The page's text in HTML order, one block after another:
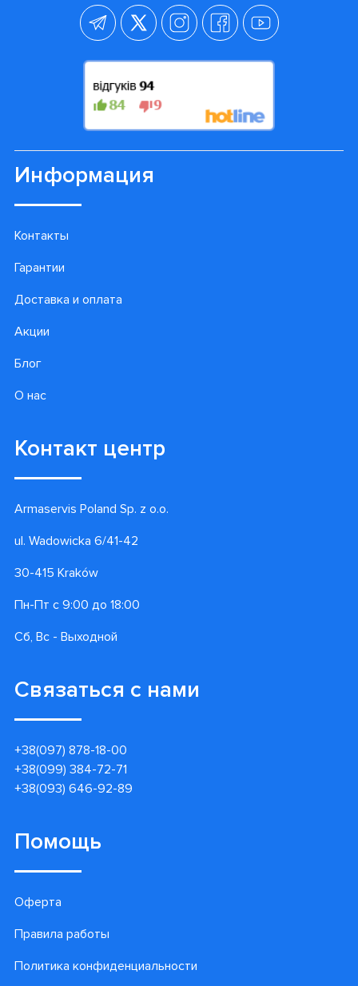
Информация
Контакты
Гарантии
Доставка и оплата
Акции
Блог
О нас
Контакт центр
Armaservis Poland Sp. z o.o.
ul. Wadowicka 6/41-42
30-415 Kraków
Пн-Пт с 9:00 до 18:00
Сб, Вс - Выходной
Связаться с нами
+38(097) 878-18-00
+38(099) 384-72-71
+38(093) 646-92-89
Помощь
Оферта
Правила работы
Политика конфиденциальности